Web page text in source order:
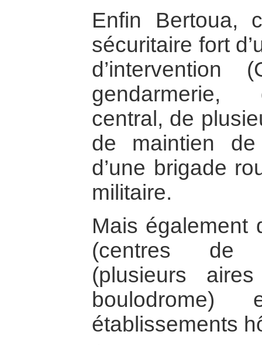
Enfin Bertoua,
sécuritaire fort
d’intervention
gendarmerie,
central, de
de maintien de
d’une brigade
militaire.
Mais également
(centres de
(plusieurs
établissements